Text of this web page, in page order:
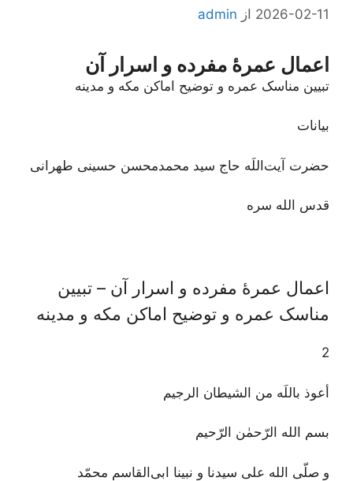
2026-02-11 از admin
اعمال عمرۀ مفرده و اسرار آن
تبیین مناسک عمره و توضیح اماکن مکه و مدینه
بیانات
حضرت آیت‌اللَه حاج سید محمدمحسن حسینی طهرانی
قدس الله سره
اعمال عمرۀ مفرده و اسرار آن – تبیین
مناسک عمره و توضیح اماکن مکه و مدینه
2
أعوذ باللَه من الشیطان الرجیم
بسم الله الرّحمٰن الرّحیم
و صلّی الله علی سیدنا و نبینا ابی‌القاسم محمّد